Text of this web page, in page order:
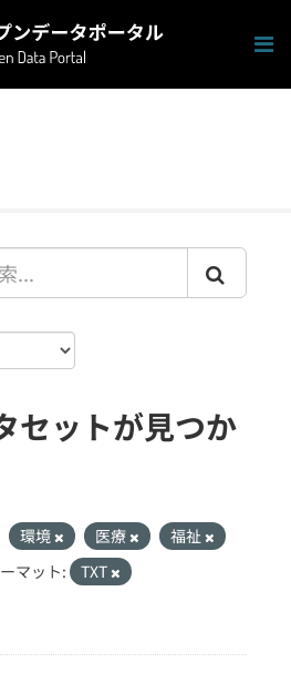
セットが見つか
環境 医療
福祉
マット:
TXT